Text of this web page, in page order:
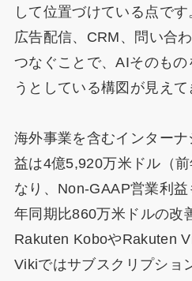
して位置づけている点です
広告配信、CRM、問い合
つなぐことで、AIそのも
うとしている構図が見えて
海外事業を含むインター
益は4億5,920万米ドル（
なり、Non-GAAP営業利
年同期比860万米ドルの改
Rakuten KoboやRakuten
Vikiではサブスクリプショ